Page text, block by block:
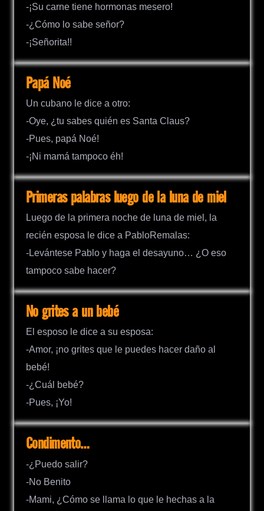
-¡Su carne tiene hormonas mesero!
-¿Cómo lo sabe señor?
-¡Señorita!!
Papá Noé
Un cubano le dice a otro:
-Oye, ¿tu sabes quién es Santa Claus?
-Pues, papá Noé!
-¡Ni mamá tampoco éh!
Primeras palabras luego de la luna de miel
Luego de la primera noche de luna de miel, la
recién esposa le dice a PabloRemalas:
-Levántese Pablo y haga el desayuno… ¿O eso
tampoco sabe hacer?
No grites a un bebé
El esposo le dice a su esposa:
-Amor, ¡no grites que le puedes hacer daño al
bebé!
-¿Cuál bebé?
-Pues, ¡Yo!
Condimento…
-¿Puedo salir?
-No Benito
-Mami, ¿Cómo se llama lo que le hechas a la